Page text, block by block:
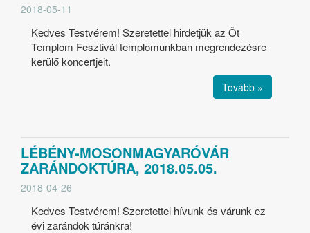
2018-05-11
Kedves Testvérem! Szeretettel hirdetjük az Öt
Templom Fesztivál templomunkban megrendezésre
kerülő koncertjeit.
Tovább »
LÉBÉNY-MOSONMAGYARÓVÁR
ZARÁNDOKTÚRA, 2018.05.05.
2018-04-26
Kedves Testvérem! Szeretettel hívunk és várunk ez
évi zarándok túránkra!